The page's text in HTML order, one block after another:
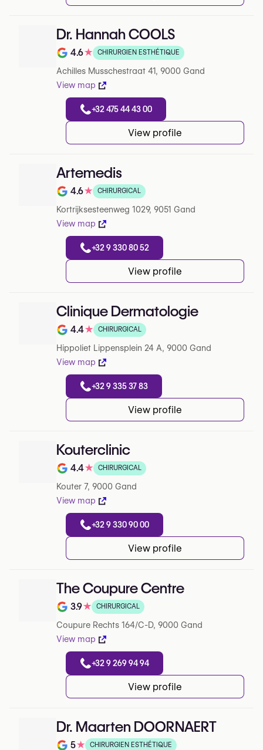
Dr. Hannah COOLS
Note de 4.6 sur 5 sur Google
4.6★ CHIRURGIEN ESTHÉTIQUE
Achilles Musschestraat 41, 9000 Gand
View map
+32 475 44 43 00
View profile
Artemedis
Note de 4.6 sur 5 sur Google
4.6★ CHIRURGICAL
Kortrijksesteenweg 1029, 9051 Gand
View map
+32 9 330 80 52
View profile
Clinique Dermatologie
Note de 4.4 sur 5 sur Google
4.4★ CHIRURGICAL
Hippoliet Lippensplein 24 A, 9000 Gand
View map
+32 9 335 37 83
View profile
Kouterclinic
Note de 4.4 sur 5 sur Google
4.4★ CHIRURGICAL
Kouter 7, 9000 Gand
View map
+32 9 330 90 00
View profile
The Coupure Centre
Note de 3.9 sur 5 sur Google
3.9★ CHIRURGICAL
Coupure Rechts 164/C-D, 9000 Gand
View map
+32 9 269 94 94
View profile
Dr. Maarten DOORNAERT
5★ CHIRURGIEN ESTHÉTIQUE